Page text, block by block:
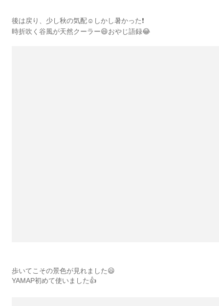
後は戻り、少し秋の気配☺️しかし暑かった❗️
時折吹く谷風が天然クーラー😄おやじ語録😂
歩いてこその景色が見れました😃
YAMAP初めて使いました👍